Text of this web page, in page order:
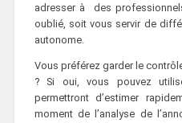
adresser à des
oublié, soit vous servir de
autonome.
Vous préférez garder le
? Si oui, vous pouvez
permettront d’estimer
moment de l’analyse de